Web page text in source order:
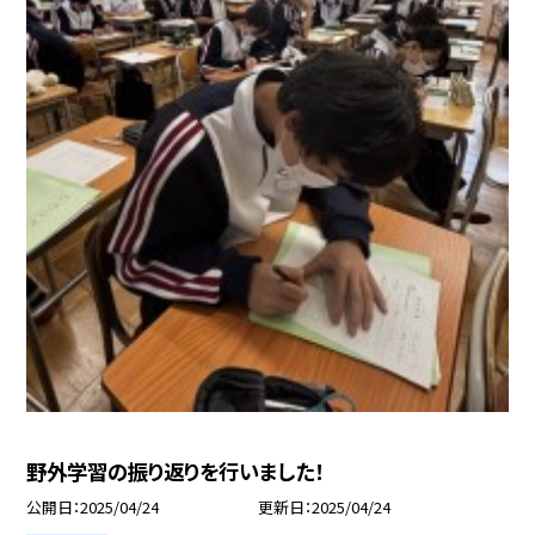
野外学習の振り返りを行いました！
公開日 2025/04/24 更新日 2025/04/24